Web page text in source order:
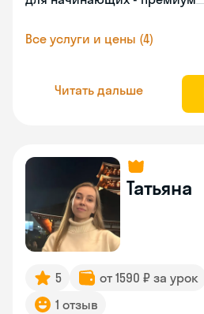
Все услуги и цены (4)
Читать дальше
Татьяна
5 от 1590 ₽ за урок
1 отзыв